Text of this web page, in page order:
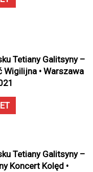
Tetiany Galitsyny –
Wigilijna • Warszawa
Tetiany Galitsyny –
Koncert Kolęd •